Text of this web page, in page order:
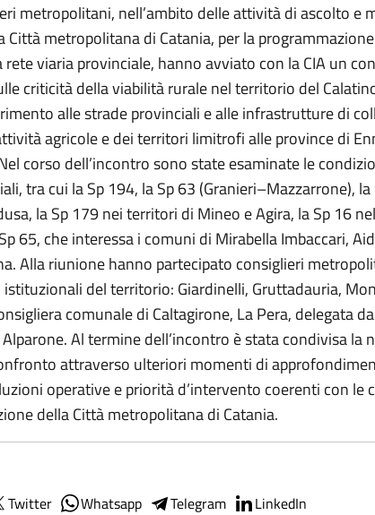
metropolitani, nell’ambito delle attività di ascolto e
Città metropolitana di Catania, per la
viaria provinciale, hanno avviato con la CIA un
criticità della viabilità rurale nel territorio del
alle strade provinciali e alle infrastrutture di
agricole e dei territori limitrofi alle province di
corso dell’incontro sono state esaminate le
tra cui la Sp 194, la Sp 63 (Granieri–Mazzarrone), la
la Sp 179 nei territori di Mineo e Agira, la Sp 16
65, che interessa i comuni di Mirabella Imbaccari,
Alla riunione hanno partecipato consiglieri
del territorio: Giardinelli, Gruttadauria,
comunale di Caltagirone, La Pera, delegata
Al termine dell’incontro è stata condivisa la
attraverso ulteriori momenti di
operative e priorità d’intervento coerenti con le
della Città metropolitana di Catania.
Twitter Whatsapp Telegram LinkedIn